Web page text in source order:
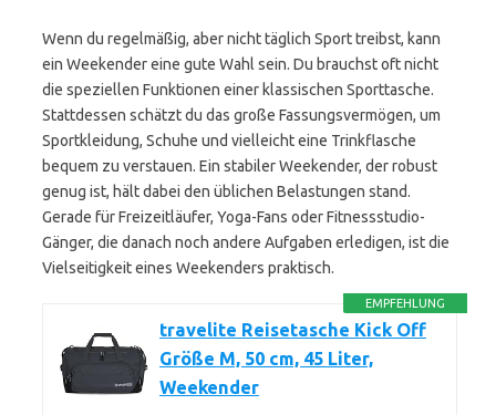
Wenn du regelmäßig, aber nicht täglich Sport treibst, kann
ein Weekender eine gute Wahl sein. Du brauchst oft nicht
die speziellen Funktionen einer klassischen Sporttasche.
Stattdessen schätzt du das große Fassungsvermögen, um
Sportkleidung, Schuhe und vielleicht eine Trinkflasche
bequem zu verstauen. Ein stabiler Weekender, der robust
genug ist, hält dabei den üblichen Belastungen stand.
Gerade für Freizeitläufer, Yoga-Fans oder Fitnessstudio-
Gänger, die danach noch andere Aufgaben erledigen, ist die
Vielseitigkeit eines Weekenders praktisch.
EMPFEHLUNG
travelite Reisetasche Kick Off
Größe M, 50 cm, 45 Liter,
Weekender